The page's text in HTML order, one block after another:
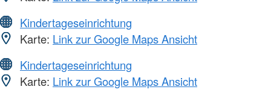
Kindertageseinrichtung
Karte: Link zur Google Maps Ansicht
Kindertageseinrichtung
Karte: Link zur Google Maps Ansicht